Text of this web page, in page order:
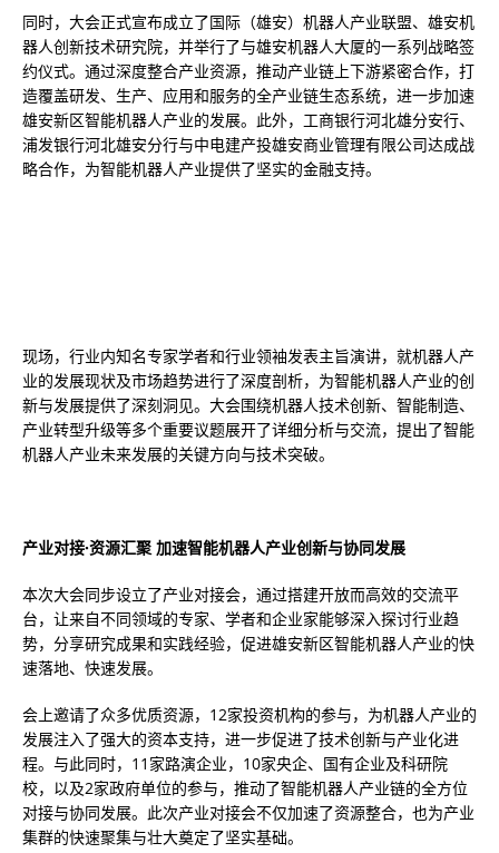
同时，大会正式宣布成立了国际（雄安）机器人产业联盟、雄安机
器人创新技术研究院，并举行了与雄安机器人大厦的一系列战略签
约仪式。通过深度整合产业资源，推动产业链上下游紧密合作，打
造覆盖研发、生产、应用和服务的全产业链生态系统，进一步加速
雄安新区智能机器人产业的发展。此外，工商银行河北雄分安行、
浦发银行河北雄安分行与中电建产投雄安商业管理有限公司达成战
略合作，为智能机器人产业提供了坚实的金融支持。
现场，行业内知名专家学者和行业领袖发表主旨演讲，就机器人产
业的发展现状及市场趋势进行了深度剖析，为智能机器人产业的创
新与发展提供了深刻洞见。大会围绕机器人技术创新、智能制造、
产业转型升级等多个重要议题展开了详细分析与交流，提出了智能
机器人产业未来发展的关键方向与技术突破。
产业对接·资源汇聚 加速智能机器人产业创新与协同发展
本次大会同步设立了产业对接会，通过搭建开放而高效的交流平
台，让来自不同领域的专家、学者和企业家能够深入探讨行业趋
势，分享研究成果和实践经验，促进雄安新区智能机器人产业的快
速落地、快速发展。
会上邀请了众多优质资源，12家投资机构的参与，为机器人产业的
发展注入了强大的资本支持，进一步促进了技术创新与产业化进
程。与此同时，11家路演企业，10家央企、国有企业及科研院
校，以及2家政府单位的参与，推动了智能机器人产业链的全方位
对接与协同发展。此次产业对接会不仅加速了资源整合，也为产业
集群的快速聚集与壮大奠定了坚实基础。